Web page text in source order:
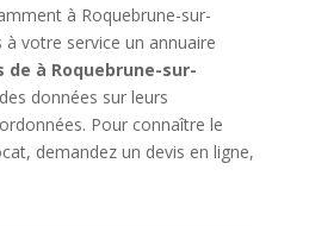
à Roquebrune-sur-
votre service un annuaire
de à Roquebrune-sur-
données sur leurs
Pour connaître le
demandez un devis en ligne,